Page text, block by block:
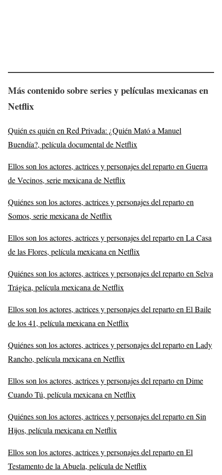
Máscontenido sobre series y películas mexicanas en
Netflix
Quién es quién en Red Privada: ¿Quién Mató a Manuel
Buendía?, película documental de Netflix
Ellos son los actores, actrices y personajes del reparto en Guerra
de Vecinos, serie mexicana de Netflix
Quiénes son los actores, actrices y personajes del reparto en
Somos, serie mexicana de Netflix
Ellos son los actores, actrices y personajes del reparto en La Casa
de las Flores, película mexicana en Netflix
Quiénes son los actores, actrices y personajes del reparto en Selva
Trágica, película mexicana de Netflix
Ellos son los actores, actrices y personajes del reparto en El Baile
de los 41, película mexicana en Netflix
Quiénes son los actores, actrices y personajes del reparto en Lady
Rancho, película mexicana en Netflix
Ellos son los actores, actrices y personajes del reparto en Dime
Cuando Tú, película mexicana en Netflix
Quiénes son los actores, actrices y personajes del reparto en Sin
Hijos, película mexicana en Netflix
Ellos son los actores, actrices y personajes del reparto en El
Testamento de la Abuela, película de Netflix